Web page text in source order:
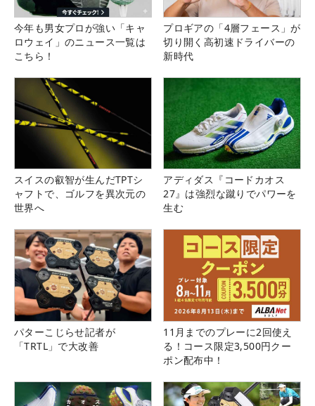
今年も男女プロが強い「キャ
ロウェイ」のニュース一覧は
こちら！
プロギアの「4層フェース」が
切り開く高初速ドライバーの
新時代
スイスの叡智が生んだTPTシ
ャフトで、ゴルフを異次元の
世界へ
アディダス『コードカオス
27』は強烈な蹴りでパワーを
生む
パターこじらせ記者が
「TRTL」で大改善
11月までのプレーに2回使え
る！コース限定3,500円クー
ポン配布中！